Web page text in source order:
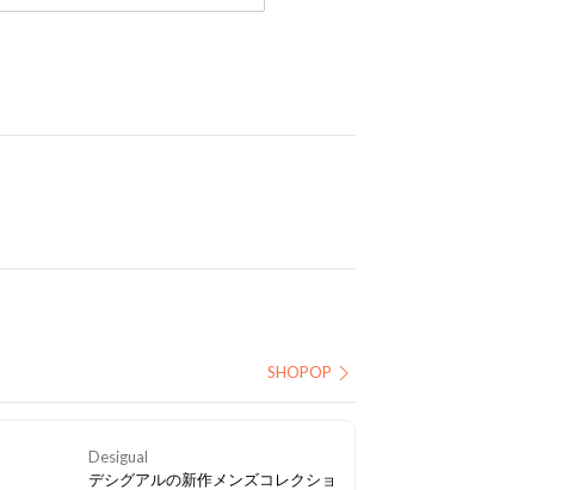
SHOPOP
Desigual
デシグアルの新作メンズコレクショ